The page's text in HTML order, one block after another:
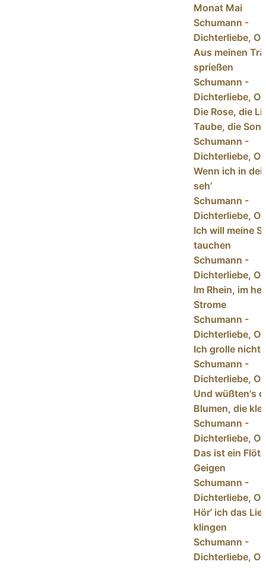
Monat Mai
Schumann -
Dichterliebe,
Aus meinen
sprießen
Schumann -
Dichterliebe,
Die Rose, die
Taube, die
Schumann -
Dichterliebe,
Wenn ich in
seh’
Schumann -
Dichterliebe,
Ich will meine
tauchen
Schumann -
Dichterliebe,
Im Rhein, im
Strome
Schumann -
Dichterliebe,
Ich grolle nicht
Schumann -
Dichterliebe,
Und wüßten's
Blumen, die
Schumann -
Dichterliebe,
Das ist ein
Geigen
Schumann -
Dichterliebe,
Hör’ ich das
klingen
Schumann -
Dichterliebe,